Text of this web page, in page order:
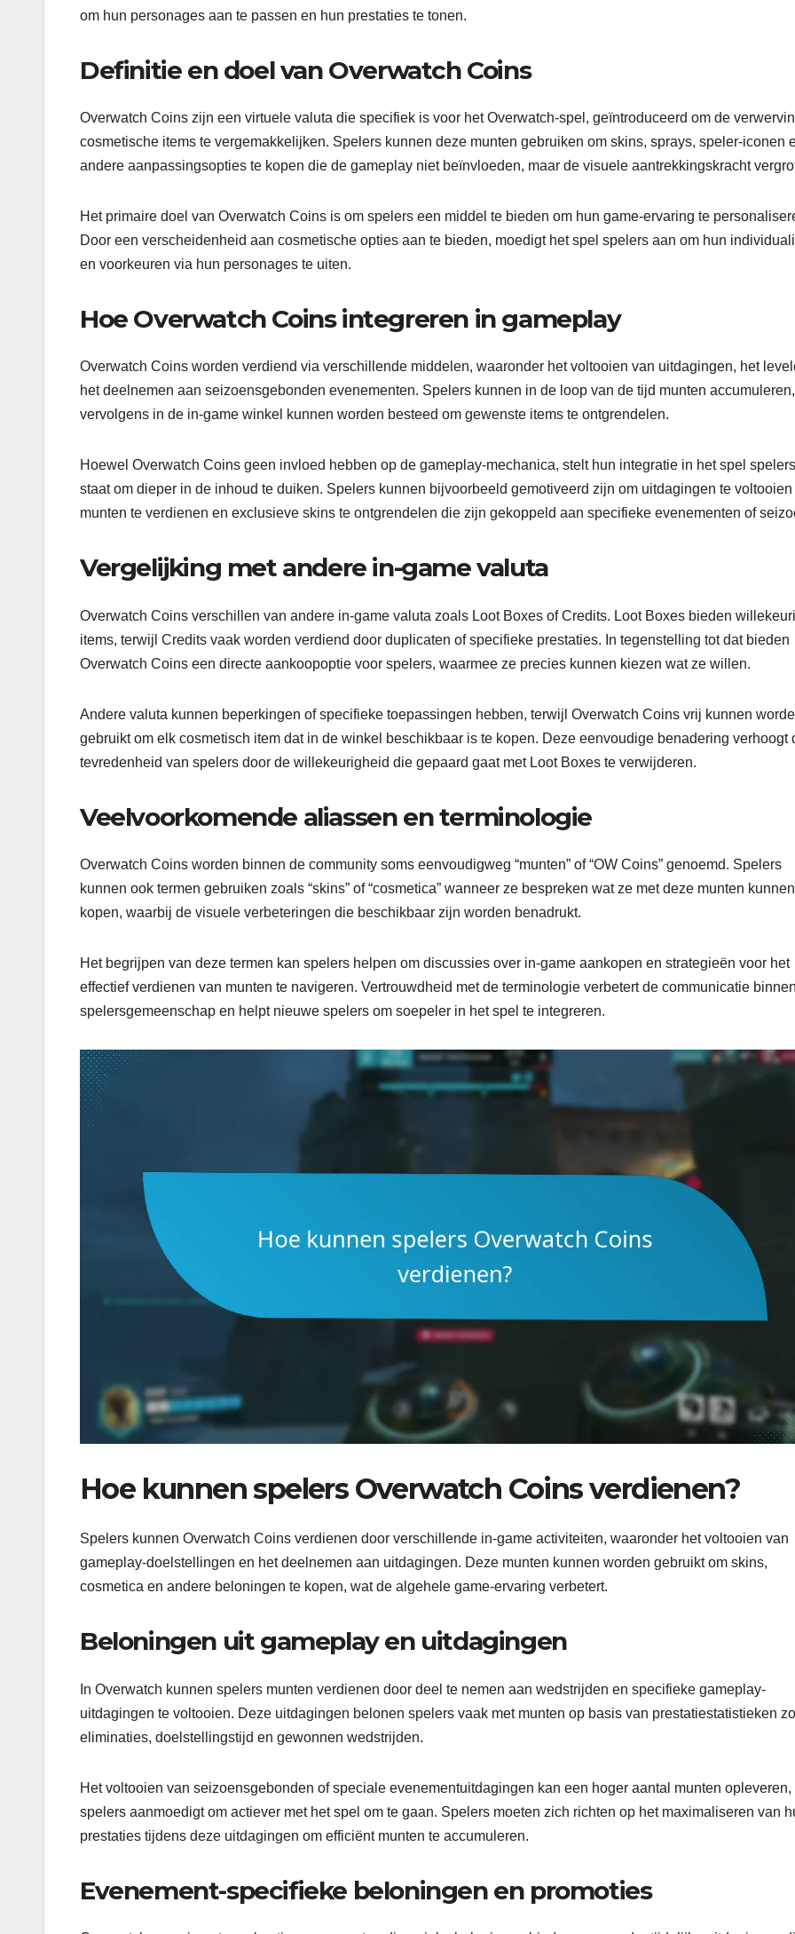
om hun personages aan te passen en hun prestaties te tonen.
Definitie en doel van Overwatch Coins
Overwatch Coins zijn een virtuele valuta die specifiek is voor het Overwatch-spel, geïntroduceerd om de
cosmetische items te vergemakkelijken. Spelers kunnen deze munten gebruiken om skins, sprays, speler-iconen
andere aanpassingsopties te kopen die de gameplay niet beïnvloeden, maar de visuele aantrekkingskracht
Het primaire doel van Overwatch Coins is om spelers een middel te bieden om hun game-ervaring te
Door een verscheidenheid aan cosmetische opties aan te bieden, moedigt het spel spelers aan om hun
en voorkeuren via hun personages te uiten.
Hoe Overwatch Coins integreren in gameplay
Overwatch Coins worden verdiend via verschillende middelen, waaronder het voltooien van uitdagingen, het
het deelnemen aan seizoensgebonden evenementen. Spelers kunnen in de loop van de tijd munten
vervolgens in de in-game winkel kunnen worden besteed om gewenste items te ontgrendelen.
Hoewel Overwatch Coins geen invloed hebben op de gameplay-mechanica, stelt hun integratie in het spel
staat om dieper in de inhoud te duiken. Spelers kunnen bijvoorbeeld gemotiveerd zijn om uitdagingen te voltooien
munten te verdienen en exclusieve skins te ontgrendelen die zijn gekoppeld aan specifieke evenementen of
Vergelijking met andere in-game valuta
Overwatch Coins verschillen van andere in-game valuta zoals Loot Boxes of Credits. Loot Boxes bieden
items, terwijl Credits vaak worden verdiend door duplicaten of specifieke prestaties. In tegenstelling tot dat bieden
Overwatch Coins een directe aankoopoptie voor spelers, waarmee ze precies kunnen kiezen wat ze willen.
Andere valuta kunnen beperkingen of specifieke toepassingen hebben, terwijl Overwatch Coins vrij kunnen
gebruikt om elk cosmetisch item dat in de winkel beschikbaar is te kopen. Deze eenvoudige benadering verhoogt
tevredenheid van spelers door de willekeurigheid die gepaard gaat met Loot Boxes te verwijderen.
Veelvoorkomende aliassen en terminologie
Overwatch Coins worden binnen de community soms eenvoudigweg “munten” of “OW Coins” genoemd. Spelers
kunnen ook termen gebruiken zoals “skins” of “cosmetica” wanneer ze bespreken wat ze met deze munten kunnen
kopen, waarbij de visuele verbeteringen die beschikbaar zijn worden benadrukt.
Het begrijpen van deze termen kan spelers helpen om discussies over in-game aankopen en strategieën voor het
effectief verdienen van munten te navigeren. Vertrouwdheid met de terminologie verbetert de communicatie
spelersgemeenschap en helpt nieuwe spelers om soepeler in het spel te integreren.
Hoe kunnen spelers Overwatch Coins verdienen?
Spelers kunnen Overwatch Coins verdienen door verschillende in-game activiteiten, waaronder het voltooien van
gameplay-doelstellingen en het deelnemen aan uitdagingen. Deze munten kunnen worden gebruikt om skins,
cosmetica en andere beloningen te kopen, wat de algehele game-ervaring verbetert.
Beloningen uit gameplay en uitdagingen
In Overwatch kunnen spelers munten verdienen door deel te nemen aan wedstrijden en specifieke gameplay-
uitdagingen te voltooien. Deze uitdagingen belonen spelers vaak met munten op basis van prestatiestatistieken
eliminaties, doelstellingstijd en gewonnen wedstrijden.
Het voltooien van seizoensgebonden of speciale evenementuitdagingen kan een hoger aantal munten opleveren,
spelers aanmoedigt om actiever met het spel om te gaan. Spelers moeten zich richten op het maximaliseren van
prestaties tijdens deze uitdagingen om efficiënt munten te accumuleren.
Evenement-specifieke beloningen en promoties